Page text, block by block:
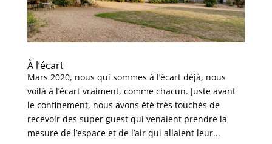
À l’écart
Mars 2020, nous qui sommes à l’écart déjà, nous
voilà à l’écart vraiment, comme chacun. Juste avant
le confinement, nous avons été très touchés de
recevoir des super guest qui venaient prendre la
mesure de l’espace et de l’air qui allaient leur...